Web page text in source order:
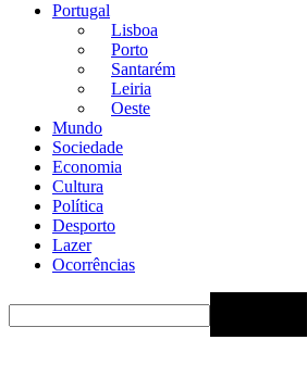
Portugal
Lisboa
Porto
Santarém
Leiria
Oeste
Mundo
Sociedade
Economia
Cultura
Política
Desporto
Lazer
Ocorrências